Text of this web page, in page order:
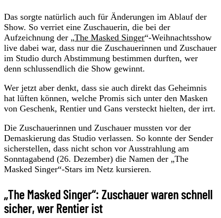
Das sorgte natürlich auch für Änderungen im Ablauf der
Show. So verriet eine Zuschauerin, die bei der
Aufzeichnung der „The Masked Singer“-Weihnachtsshow
live dabei war, dass nur die Zuschauerinnen und Zuschauer
im Studio durch Abstimmung bestimmen durften, wer
denn schlussendlich die Show gewinnt.
Wer jetzt aber denkt, dass sie auch direkt das Geheimnis
hat lüften können, welche Promis sich unter den Masken
von Geschenk, Rentier und Gans versteckt hielten, der irrt.
Die Zuschauerinnen und Zuschauer mussten vor der
Demaskierung das Studio verlassen. So konnte der Sender
sicherstellen, dass nicht schon vor Ausstrahlung am
Sonntagabend (26. Dezember) die Namen der „The
Masked Singer“-Stars im Netz kursieren.
„The Masked Singer“: Zuschauer waren schnell
sicher, wer Rentier ist